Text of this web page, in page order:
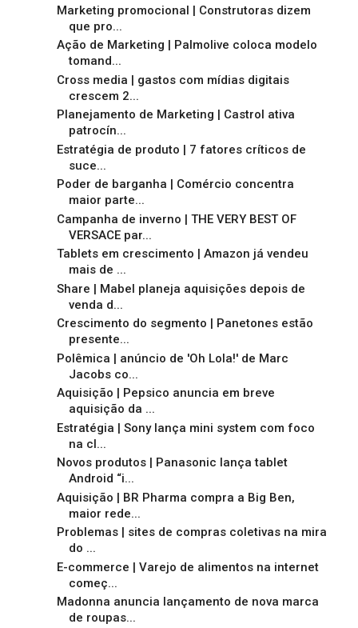
Marketing promocional | Construtoras dizem
que pro...
Ação de Marketing | Palmolive coloca modelo
tomand...
Cross media | gastos com mídias digitais
crescem 2...
Planejamento de Marketing | Castrol ativa
patrocín...
Estratégia de produto | 7 fatores críticos de
suce...
Poder de barganha | Comércio concentra
maior parte...
Campanha de inverno | THE VERY BEST OF
VERSACE par...
Tablets em crescimento | Amazon já vendeu
mais de ...
Share | Mabel planeja aquisições depois de
venda d...
Crescimento do segmento | Panetones estão
presente...
Polêmica | anúncio de 'Oh Lola!' de Marc
Jacobs co...
Aquisição | Pepsico anuncia em breve
aquisição da ...
Estratégia | Sony lança mini system com foco
na cl...
Novos produtos | Panasonic lança tablet
Android “i...
Aquisição | BR Pharma compra a Big Ben,
maior rede...
Problemas | sites de compras coletivas na mira
do ...
E-commerce | Varejo de alimentos na internet
começ...
Madonna anuncia lançamento de nova marca
de roupas...